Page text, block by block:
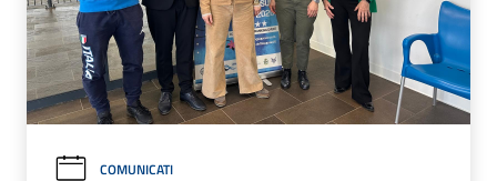
COMUNICATI